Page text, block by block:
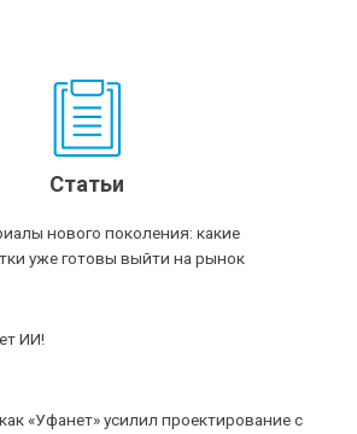
Статьи
нового поколения: какие
уже готовы выйти на рынок
ИИ!
«Уфанет» усилил проектирование с